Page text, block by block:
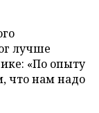
лучше
«По опыту
что нам надо